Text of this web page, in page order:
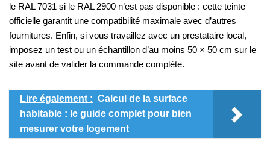
le RAL 7031 si le RAL 2900 n’est pas disponible : cette teinte
officielle garantit une compatibilité maximale avec d’autres
fournitures. Enfin, si vous travaillez avec un prestataire local,
imposez un test ou un échantillon d’au moins 50 × 50 cm sur le
site avant de valider la commande complète.
Lire également : Calcul de la surface
habitable : le guide complet pour bien
mesurer votre logement